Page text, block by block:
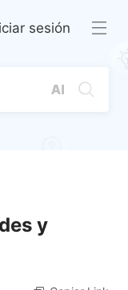
sesión
y